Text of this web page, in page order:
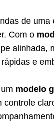
de
Com o
alinhada,
e
modelo